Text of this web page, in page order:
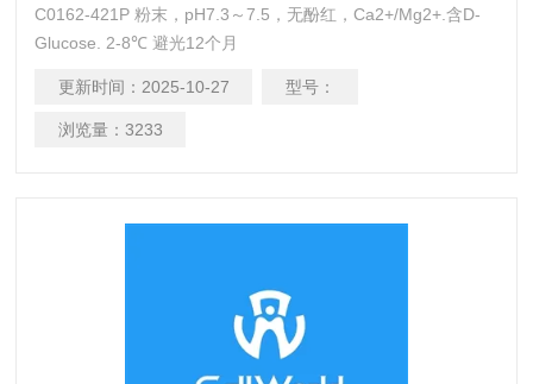
C0162-421P 粉末，pH7.3～7.5，无酚红，Ca2+/Mg2+.含D-
Glucose. 2-8℃ 避光12个月
更新时间： 2025-10-27 型号：
浏览量： 3233